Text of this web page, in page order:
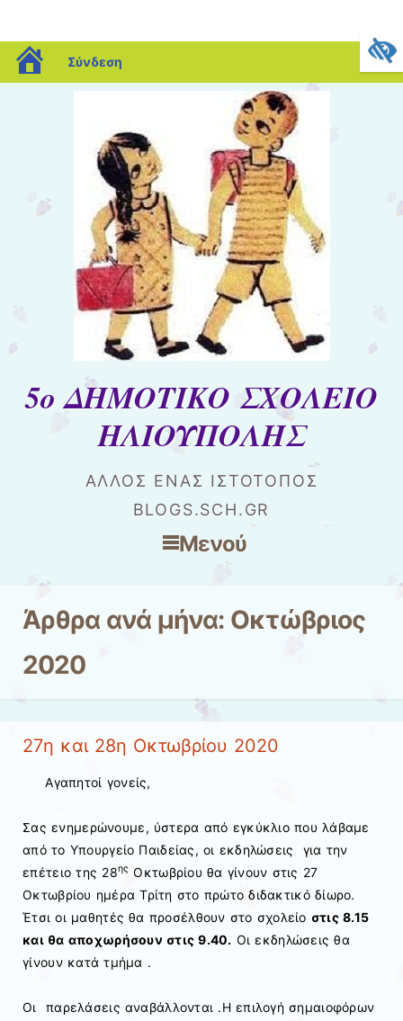
blogs.sch.gr
Σύνδεση
5ο ΔΗΜΟΤΙΚΟ ΣΧΟΛΕΙΟ
ΗΛΙΟΥΠΟΛΗΣ
ΆΛΛΟΣ ΈΝΑΣ ΙΣΤΌΤΟΠΟΣ
BLOGS.SCH.GR
Μενού
Άρθρα ανά μήνα: Οκτώβριος
2020
27η και 28η Οκτωβρίου 2020
Αγαπητοί γονείς,
Σας ενημερώνουμε, ύστερα από εγκύκλιο που λάβαμε
από το Υπουργείο Παιδείας, οι εκδηλώσεις για την
επέτειο της 28ης Οκτωβρίου θα γίνουν στις 27
Οκτωβρίου ημέρα Τρίτη στο πρώτο διδακτικό δίωρο.
Έτσι οι μαθητές θα προσέλθουν στο σχολείο στις 8.15
και θα αποχωρήσουν στις 9.40. Οι εκδηλώσεις θα
γίνουν κατά τμήμα .
Οι παρελάσεις αναβάλλονται .Η επιλογή σημαιοφόρων